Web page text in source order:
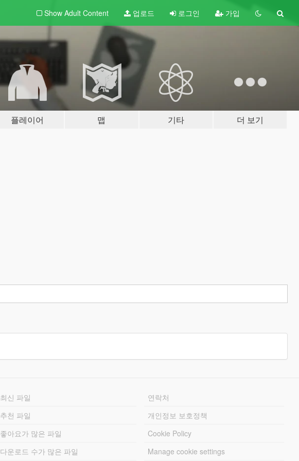
Show Adult Content 업로드 로그인 가입
플레이어 맵 기타 더 보기
최신 파일
추천 파일
좋아요가 많은 파일
다운로드 수가 많은 파일
연락처
개인정보 보호정책
Cookie Policy
Manage cookie settings